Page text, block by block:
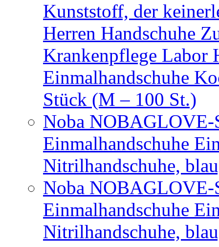
Kunststoff, der
Herren Handschuhe
Krankenpflege Labor
Einmalhandschuhe
Stück (M – 100 St.)
Noba
Einmalhandschuhe
Nitrilhandschuhe,
Noba
Einmalhandschuhe
Nitrilhandschuhe,